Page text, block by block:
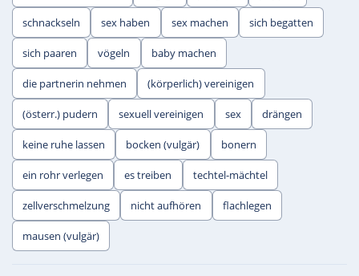
schnackseln sex haben sex machen sich begatten
sich paaren vögeln baby machen
die partnerin nehmen (körperlich) vereinigen
(österr.) pudern sexuell vereinigen sex drängen
keine ruhe lassen bocken (vulgär) bonern
ein rohr verlegen es treiben techtel-mächtel
zellverschmelzung nicht aufhören flachlegen
mausen (vulgär)